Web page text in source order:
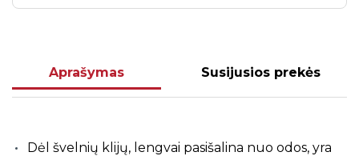
Aprašymas Susijusios prekės
Dėl švelnių klijų, lengvai pasišalina nuo odos, yra